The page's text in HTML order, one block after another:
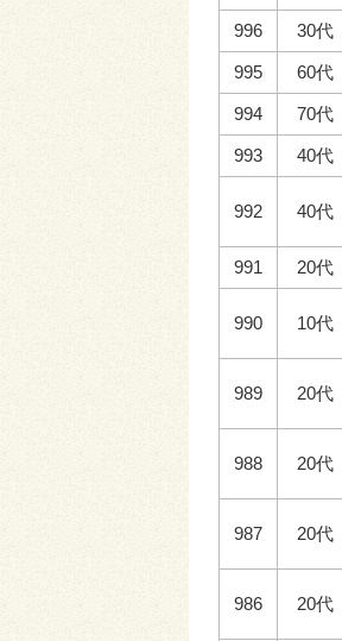
996 30代
995 60代
994 70代
993 40代
992 40代
991 20代
990 10代
989 20代
988 20代
987 20代
986 20代